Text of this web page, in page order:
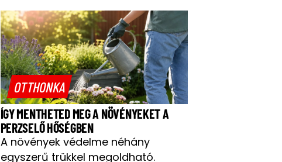
OTTHONKA
ÍGY MENTHETED MEG A NÖVÉNYEKET A
PERZSELŐ HŐSÉGBEN
A növények védelme néhány
egyszerű trükkel megoldható.